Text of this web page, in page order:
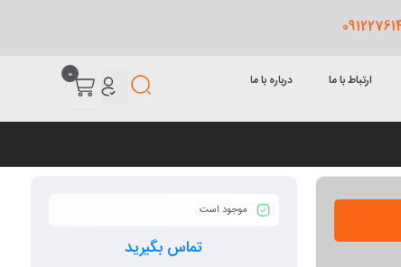
ارتباط با ما درباره با ما 0
موجود است
تماس بگیرید